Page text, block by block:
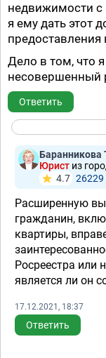
недвижимости
я ему дать этот
предоставления
Дело в том, что
несовершенный
Ответить
Баранникова
Юрист из
4.7
Расширенную
гражданин,
квартиры,
Росреестра или
является ли он
17.12.2021, 18:37
Ответить